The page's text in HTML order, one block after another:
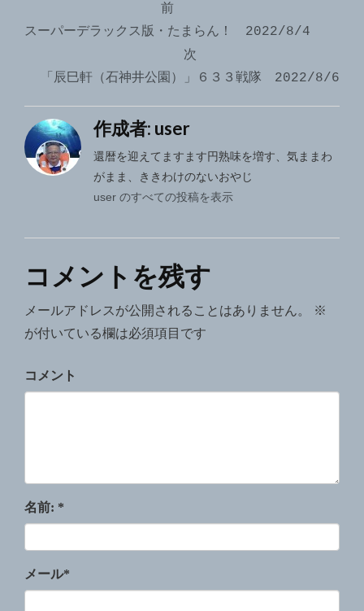
稿
ビ
ゲ
ー
シ
ン
前
スーパーデラックス版・たまらん！ 2022/8/4
次
「辰巳軒（石神井公園）」６３３戦隊 2022/8/6
作成者: user
還暦を迎えてますます円熟味を増す、気ままわ
がまま、ききわけのないおやじ
user のすべての投稿を表示
コメントを残す
メールアドレスが公開されることはありません。
※
が付いている欄は必須項目です
コメント
名前: *
メール*